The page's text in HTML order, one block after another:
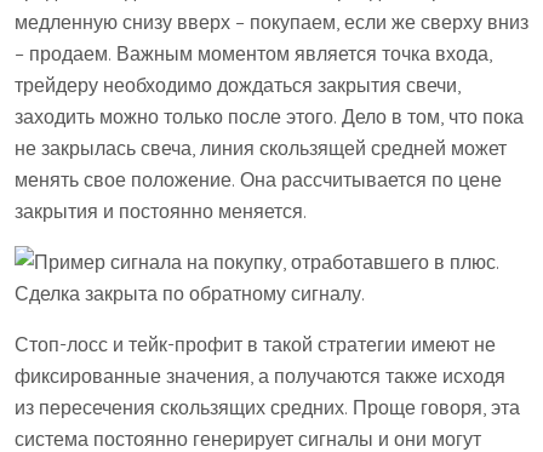
медленную снизу вверх – покупаем, если же сверху вниз
– продаем. Важным моментом является точка входа,
трейдеру необходимо дождаться закрытия свечи,
заходить можно только после этого. Дело в том, что пока
не закрылась свеча, линия скользящей средней может
менять свое положение. Она рассчитывается по цене
закрытия и постоянно меняется.
Стоп-лосс и тейк-профит в такой стратегии имеют не
фиксированные значения, а получаются также исходя
из пересечения скользящих средних. Проще говоря, эта
система постоянно генерирует сигналы и они могут